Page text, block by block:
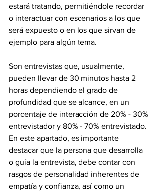
estará tratando, permitiéndole recordar
o interactuar con escenarios a los que
será expuesto o en los que sirvan de
ejemplo para algún tema.
Son entrevistas que, usualmente,
pueden llevar de 30 minutos hasta 2
horas dependiendo el grado de
profundidad que se alcance, en un
porcentaje de interacción de 20% - 30%
entrevistador y 80% - 70% entrevistado.
En este apartado, es importante
destacar que la persona que desarrolla
o guía la entrevista, debe contar con
rasgos de personalidad inherentes de
empatía y confianza, así como un